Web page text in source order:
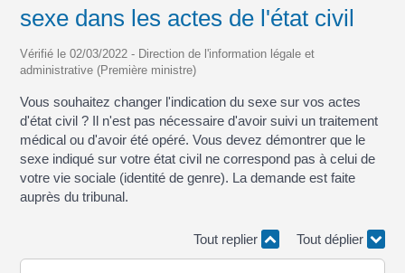
sexe dans les actes de l'état civil
Vérifié le 02/03/2022 - Direction de l'information légale et
administrative (Première ministre)
Vous souhaitez changer l'indication du sexe sur vos actes
d'état civil ? Il n'est pas nécessaire d'avoir suivi un traitement
médical ou d'avoir été opéré. Vous devez démontrer que le
sexe indiqué sur votre état civil ne correspond pas à celui de
votre vie sociale (identité de genre). La demande est faite
auprès du tribunal.
Tout replier Tout déplier